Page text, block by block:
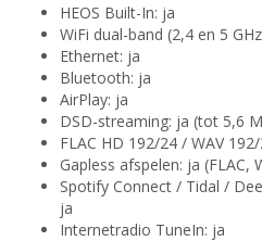
HEOS Built-In: ja
WiFi dual-band (2,4 en 5
Ethernet: ja
Bluetooth: ja
AirPlay: ja
DSD-streaming: ja (tot 5,6
FLAC HD 192/24 / WAV
Gapless afspelen: ja (FLAC,
Spotify Connect / Tidal /
ja
Internetradio TuneIn: ja